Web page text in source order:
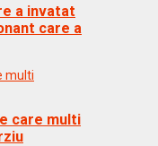
a invatat
care a
care multi